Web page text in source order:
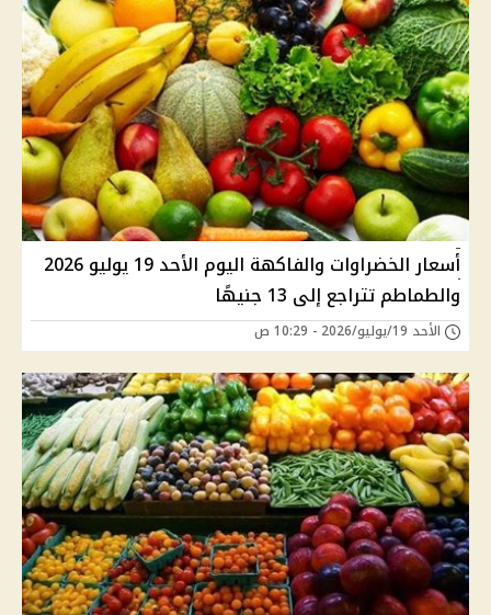
أسعار الخضراوات والفاكهة اليوم الأحد 19 يوليو 2026
والطماطم تتراجع إلى 13 جنيهًا
الأحد 19/يوليو/2026 - 10:29 ص